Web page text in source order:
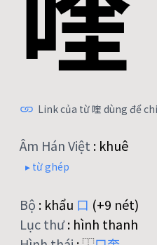
Link của từ 喹 dùng để
Âm Hán Việt : khuê
▸ từ ghép
Bộ : khẩu 口 (+9 nét)
Lục thư: hình thanh